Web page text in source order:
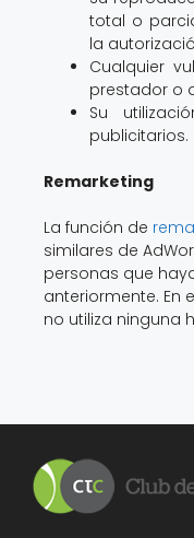
total o
la
Cualquier
prestador o
Su
publicitarios.
Remarketing
La función de
similares de
personas que
anteriormente. En
no utiliza ninguna